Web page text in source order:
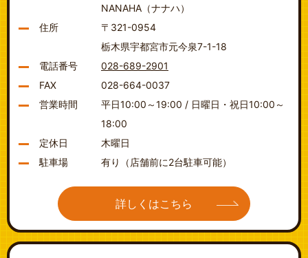
NANAHA（ナナハ）
住所
〒321-0954
栃木県宇都宮市元今泉7-1-18
電話番号
028-689-2901
FAX
028-664-0037
営業時間
平日10:00～19:00 / 日曜日・祝日10:00～
18:00
定休日
木曜日
駐車場
有り（店舗前に2台駐車可能）
詳しくはこちら